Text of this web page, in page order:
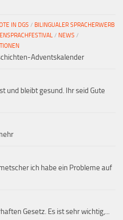
IN DGS / BILINGUALER SPRACHERWERB
/ NEWS /
Adventskalender
und bleibt gesund. Ihr seid Gute
ich habe ein Probleme auf
Gesetz. Es ist sehr wichtig,...